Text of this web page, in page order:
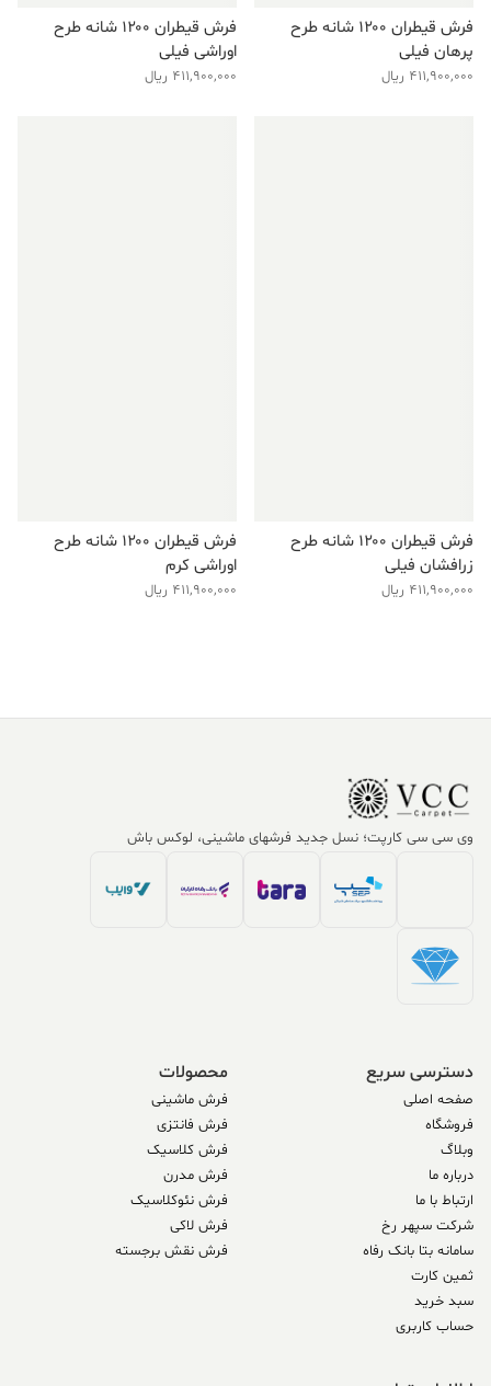
فرش قیطران ۱۲۰۰ شانه طرح
پرهان فیلی
411,900,000 ریال
فرش قیطران ۱۲۰۰ شانه طرح
اوراشی فیلی
411,900,000 ریال
فرش قیطران ۱۲۰۰ شانه طرح
زرافشان فیلی
411,900,000 ریال
فرش قیطران ۱۲۰۰ شانه طرح
اوراشی کرم
411,900,000 ریال
وی سی سی کارپت؛ نسل جدید فرشهای ماشینی، لوکس باش
دسترسی سریع
صفحه اصلی
فروشگاه
وبلاگ
درباره ما
ارتباط با ما
شرکت سپهر رخ
سامانه بتا بانک رفاه
ثمین کارت
سبد خرید
حساب کاربری
محصولات
فرش ماشینی
فرش فانتزی
فرش کلاسیک
فرش مدرن
فرش نئوکلاسیک
فرش لاکی
فرش نقش برجسته